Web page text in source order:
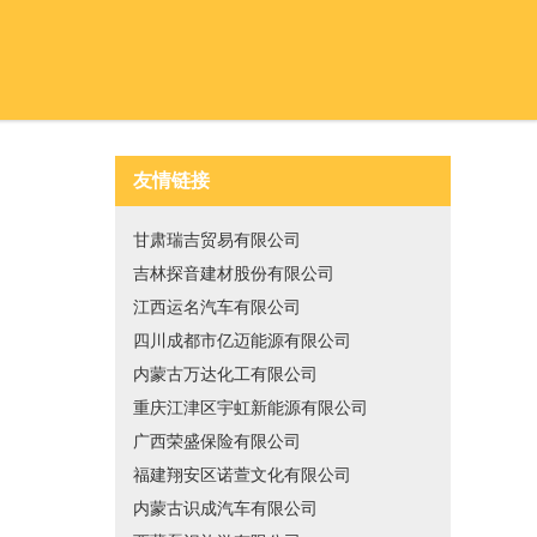
友情链接
甘肃瑞吉贸易有限公司
吉林探音建材股份有限公司
江西运名汽车有限公司
四川成都市亿迈能源有限公司
内蒙古万达化工有限公司
重庆江津区宇虹新能源有限公司
广西荣盛保险有限公司
福建翔安区诺萱文化有限公司
内蒙古识成汽车有限公司